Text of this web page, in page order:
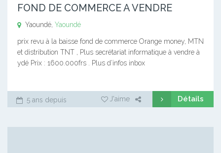
FOND DE COMMERCE A VENDRE
Yaoundé, Yaoundé
prix revu à la baisse fond de commerce Orange money, MTN
et distribution TNT , Plus secrétariat informatique à vendre à
ydé Prix : 1600.000frs . Plus d’infos inbox
5 ans depuis J'aime Détails